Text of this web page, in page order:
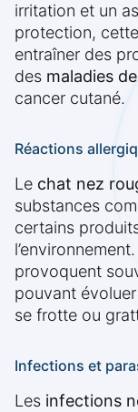
irritation et un
protection,
entraîner des
des maladies
cancer cutané.
Réactions
Le chat nez
substances
certains
provoquent
pouvant
se frotte ou
Infections et
Les infections